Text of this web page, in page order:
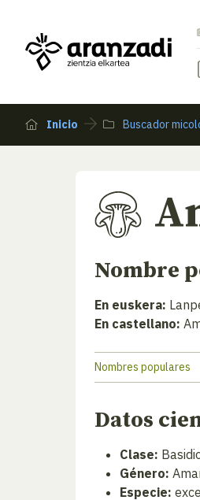
Inicio Buscador
Nombre
En euskera:
En castellano:
Nombres populares
Datos
Clase:
Género:
Especie: